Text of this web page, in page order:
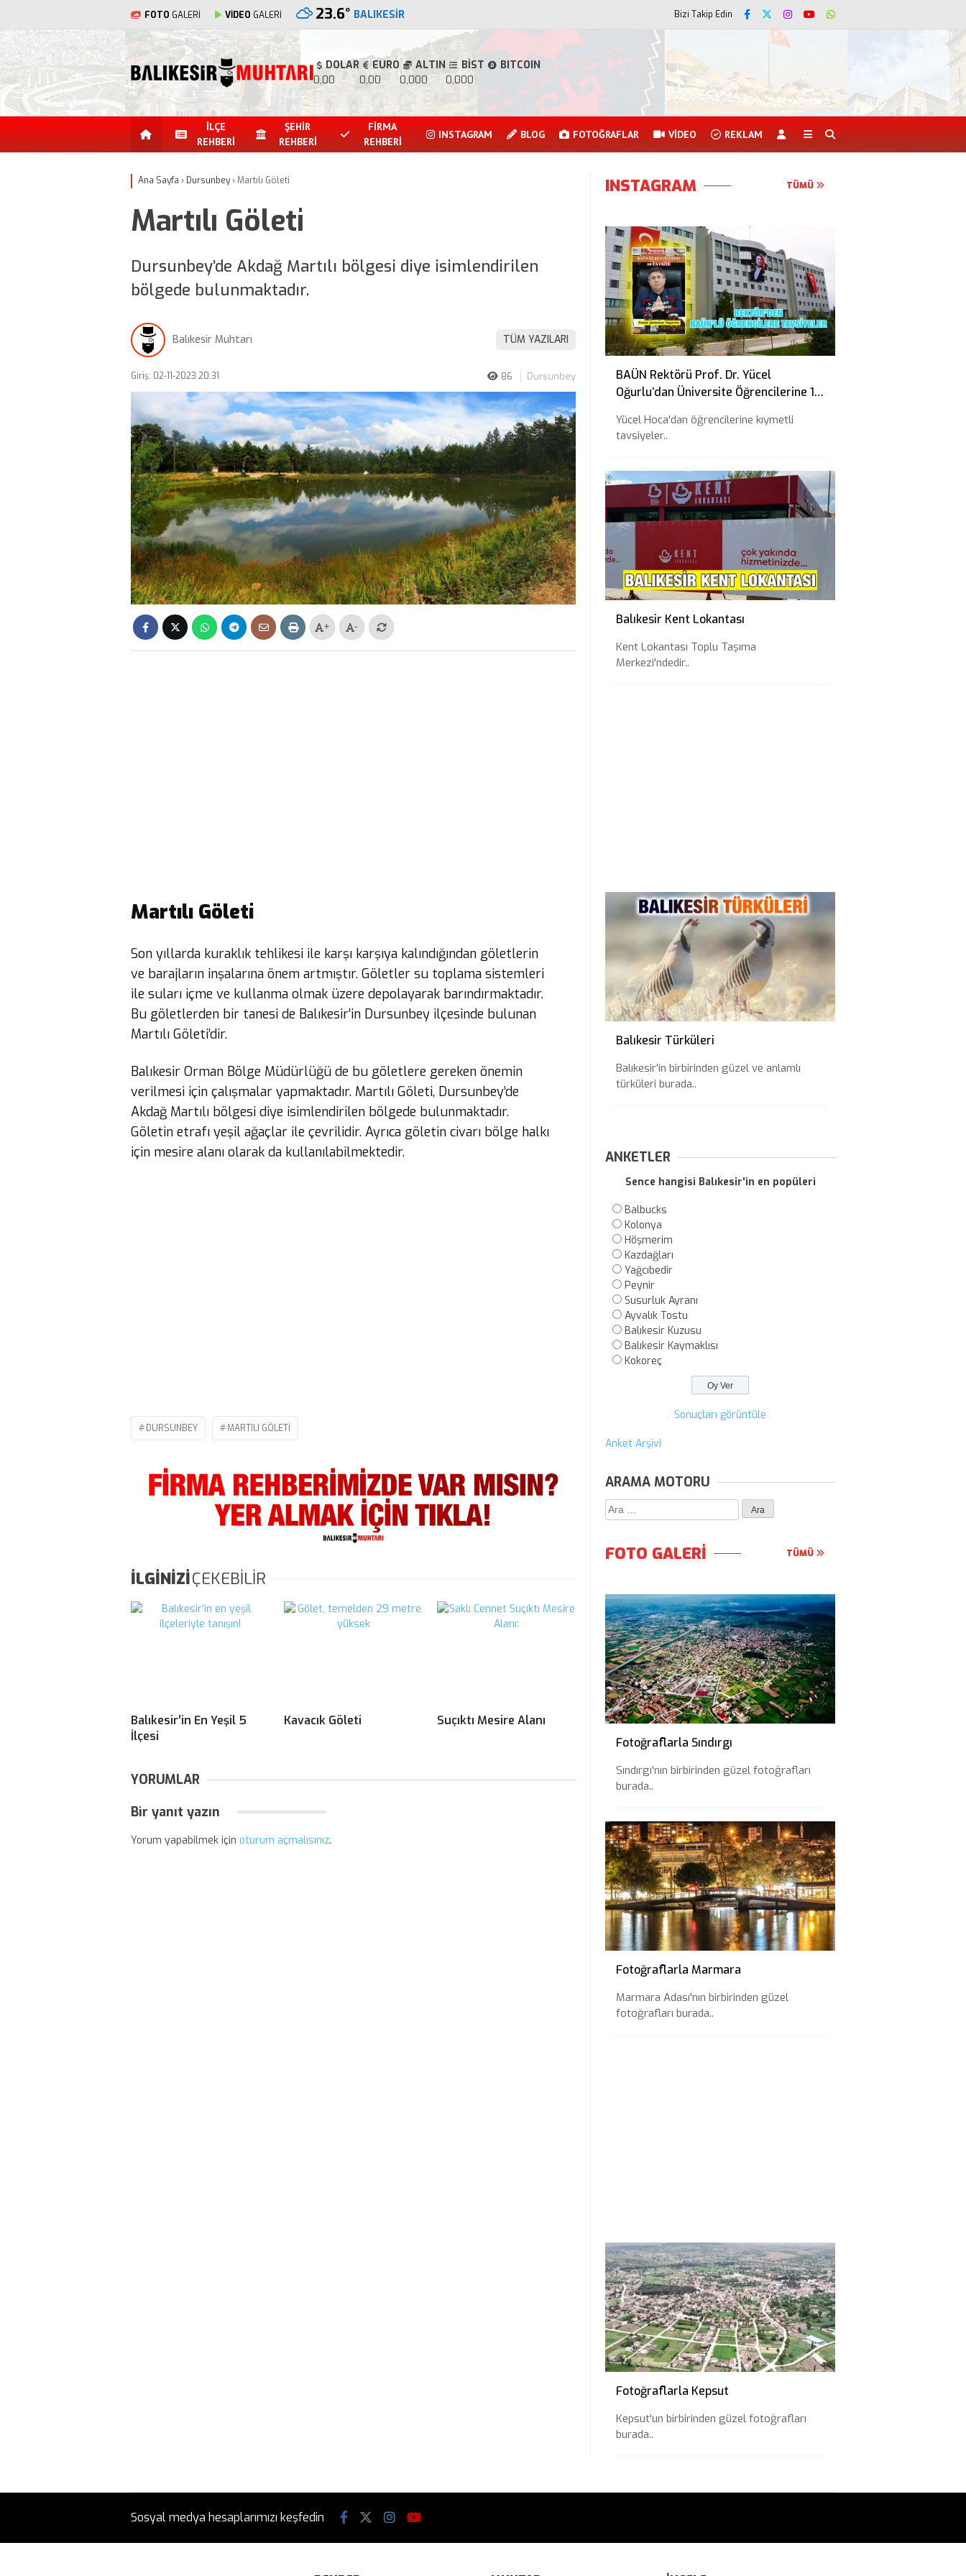
FOTO GALERİ VİDEO GALERİ 23.6° BALIKESIR Bizi Takip Edin
DOLAR
0,00
EURO
0,00
ALTIN
0,000
BİST
0,000
BITCOIN
İLÇE
REHBERİ
ŞEHİR
REHBERİ
FİRMA
REHBERİ
INSTAGRAM BLOG FOTOĞRAFLAR VİDEO REKLAM
Ana Sayfa › Dursunbey›Martılı Göleti
Martılı Göleti
Dursunbey’de Akdağ Martılı bölgesi diye isimlendirilen
bölgede bulunmaktadır.
Balıkesir Muhtarı TÜM YAZILARI
Giriş: 02-11-2023 20:31 86 Dursunbey
+ -
Martılı Göleti
Son yıllarda kuraklık tehlikesi ile karşı karşıya kalındığından göletlerin
ve barajların inşalarına önem artmıştır. Göletler su toplama sistemleri
ile suları içme ve kullanma olmak üzere depolayarak barındırmaktadır.
Bu göletlerden bir tanesi de Balıkesir’in Dursunbey ilçesinde bulunan
Martılı Göleti’dir.
Balıkesir Orman Bölge Müdürlüğü de bu göletlere gereken önemin
verilmesi için çalışmalar yapmaktadır. Martılı Göleti, Dursunbey’de
Akdağ Martılı bölgesi diye isimlendirilen bölgede bulunmaktadır.
Göletin etrafı yeşil ağaçlar ile çevrilidir. Ayrıca göletin civarı bölge halkı
için mesire alanı olarak da kullanılabilmektedir.
DURSUNBEY MARTILI GÖLETI
İLGİNİZİÇEKEBİLİR
Balıkesir’in En Yeşil 5
İlçesi
Kavacık Göleti Suçıktı Mesire Alanı
YORUMLAR
Bir yanıt yazın
Yorum yapabilmek için oturum açmalısınız.
INSTAGRAM TÜMÜ
BAÜN Rektörü Prof. Dr. Yücel
Oğurlu’dan Üniversite Öğrencilerine 10
Yücel Hoca'dan öğrencilerine kıymetli
tavsiyeler..
Balıkesir Kent Lokantası
Kent Lokantası Toplu Taşıma
Merkezi'ndedir..
Balıkesir Türküleri
Balıkesir'in birbirinden güzel ve anlamlı
türküleri burada..
ANKETLER
Sence hangisi Balıkesir'in en popüleri
Balbucks
Kolonya
Höşmerim
Kazdağları
Yağcıbedir
Peynir
Susurluk Ayranı
Ayvalık Tostu
Balıkesir Kuzusu
Balıkesir Kaymaklısı
Kokoreç
Sonuçları görüntüle
Anket Arşivi
ARAMA MOTORU
Arama:
FOTO GALERİ TÜMÜ
Fotoğraflarla Sındırgı
Sındırgı'nın birbirinden güzel fotoğrafları
burada..
Fotoğraflarla Marmara
Marmara Adası'nın birbirinden güzel
fotoğrafları burada..
Fotoğraflarla Kepsut
Kepsut'un birbirinden güzel fotoğrafları
burada..
Sosyal medya hesaplarımızı keşfedin